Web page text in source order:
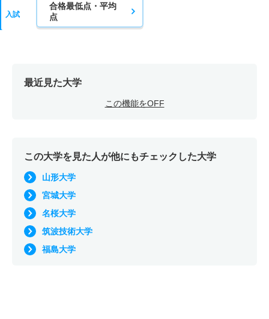
入試
合格最低点・平均
点
最近見た大学
この機能をOFF
この大学を見た人が他にもチェックした大学
山形大学
宮城大学
名桜大学
筑波技術大学
福島大学